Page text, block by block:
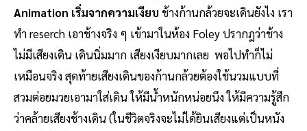
Animation เริ่มจากความเงียบ ช้างก้านกล้วยจะเดินยังไง เรา
ทำ reserch เอาช้างจริง ๆ เข้ามาในห้อง Foley ปรากฎว่าช้าง
ไม่มีเสียงเดิน เดินนิ่มมาก เสียงเงียบมากเลย พอไปทำก็ไม่
เหมือนจริง สุดท้ายเสียงเดินของก้านกล้วยต้องใช้นวมแบบที่
สวมต่อยมวยเอามาใส่เดิน ให้มีน้ำหนักหน่อยนึง ให้มีความรู้สึก
ว่าคล้ายเสียงช้างเดิน (ในชีวิตจริงจะไม่ได้ยินเสียงแต่เป็นหนัง